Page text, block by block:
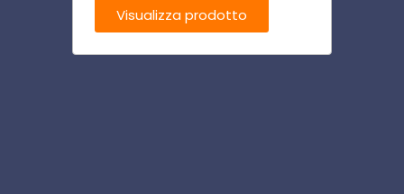
Visualizza prodotto